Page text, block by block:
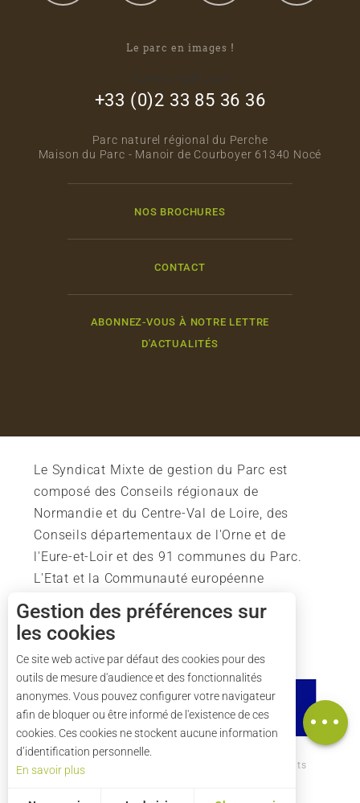
Horaires
Carte
Le parc en images !
+33 (0)2 33 85 36 36
Parc naturel régional du Perche
Maison du Parc - Manoir de Courboyer 61340 Nocé
NOS BROCHURES
CONTACT
ABONNEZ-VOUS À NOTRE LETTRE
D'ACTUALITÉS
Le Syndicat Mixte de gestion du Parc est
composé des Conseils régionaux de
Normandie et du Centre-Val de Loire, des
Conseils départementaux de l'Orne et de
l'Eure-et-Loir et des 91 communes du Parc.
L'Etat et la Communauté européenne
soutiennent également l'action du Parc.
Comment venir ? Crédits
Gestion des préférences sur
les cookies
Ce site web active par défaut des cookies pour des
outils de mesure d'audience et des fonctionnalités
anonymes. Vous pouvez configurer votre navigateur
afin de bloquer ou être informé de l'existence de ces
cookies. Ces cookies ne stockent aucune information
d’identification personnelle.
En savoir plus